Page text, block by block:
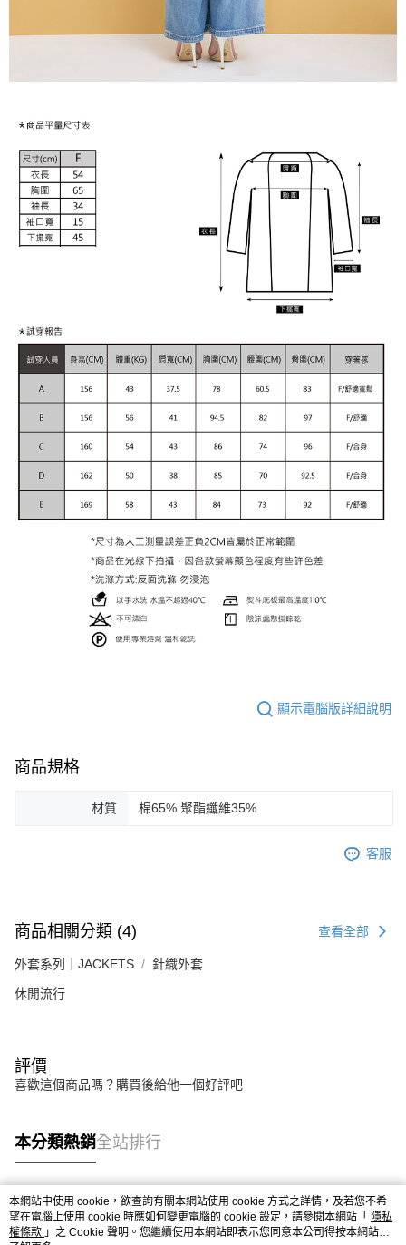
顯示電腦版詳細說明
商品規格
材質 棉65% 聚酯纖維35%
客服
商品相關分類 (4) 查看全部
外套系列｜JACKETS 針織外套
休閒流行
評價
喜歡這個商品嗎？購買後給他一個好評吧
本分類熱銷全站排行
熱門標籤
本網站中使用 cookie，欲查詢有關本網站使用 cookie 方式之詳情，及若您不希
望在電腦上使用 cookie 時應如何變更電腦的 cookie 設定，請參閱本網站「 隱私
權條款 」之 Cookie 聲明。您繼續使用本網站即表示您同意本公司得按本網站使